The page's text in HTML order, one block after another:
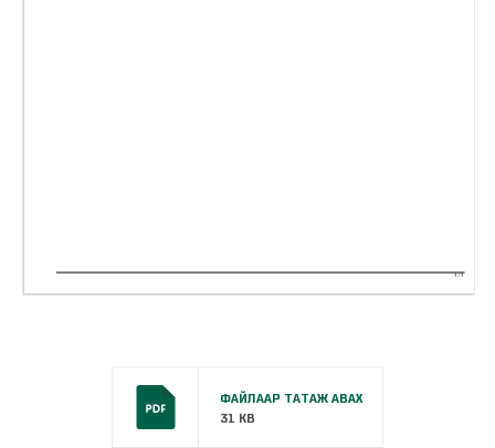
ФАЙЛААР ТАТАЖ АВАХ
31 KB